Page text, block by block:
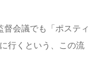
会議でも「ポスティ
行くという、この流